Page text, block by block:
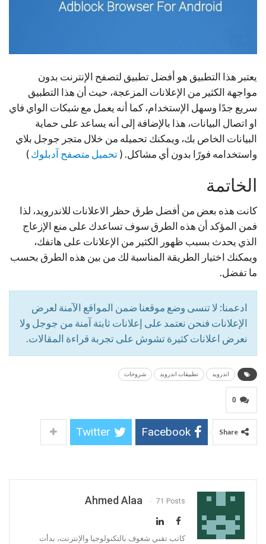
يعتبر هذا التطبيق هو أفضل تطبيق لتصفح الإنترنت بدون
مواجهة الكثير من الإعلانات المزعجة، حيث أن هذا التطبيق
سريع جدًا وسهل الإستخدام، كما أنه يعمل مع شبكات الواي فاي
او اتصال البيانات، هذا بالإضافة إلى أنه يساعد على حماية
البيانات الخاص بك، ويمكنك تحميله من خلال متجر جوجل بلاي
واستخدامه فورًا بدون أي مشاكل. (تحميل متصفح آدبلوك)
الخاتمة
كانت هذه بعض من أفضل طرق حظر الاعلانات للاندرويد، لذا
فمن المؤكد أن هذه الطرق سوف تساعدك على منع الإزعاج
الذي يحدث بسبب ظهور الكثير من الإعلانات على هاتفك،
ويمكنك اختيار الطريقة المناسبة لك من بين هذه الطرق بحسب
ما تفضل.
ادعمنا: لا تنسى وضع موقعنا ضمن المواقع الآمنة لعرض
الإعلانات فنحن نعتمد على إعلانات ثابتة آمنة من جوجل ولا
نعرض اعلانات كثيرة تشوش على تجربة قراءة المقالات.
اندرويد تطبيقات اندرويد شروحات
0
Share
Facebook
Twitter
Ahmed Alaa 71 Posts
كاتب تقني شغوف بالتكنولوجيا والإنترنت، بدأت